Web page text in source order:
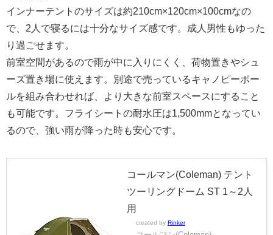
インナーテントのサイズは約210cm×120cm×100cmなの
で、2人で寝るには十分なサイズ感です。成人男性もゆった
り過ごせます。
前室空間があるので雨が中に入りにくく、荷物置きやシュ
ーズ置き場に使えます。別途で売っているキャノピーポー
ルを組み合わせれば、より大きな前室スペースにすること
も可能です。フライシートの耐水圧は1,500mmとなってい
るので、強い雨が降った時も安心です。
コールマン(Coleman) テント
ツーリングドーム ST 1～2人
用
created by Rinker